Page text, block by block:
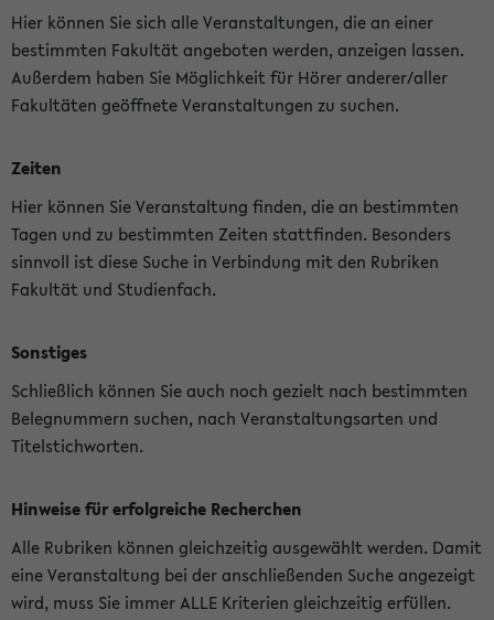
Hier können Sie sich alle Veranstaltungen, die an einer
bestimmten Fakultät angeboten werden, anzeigen lassen.
Außerdem haben Sie Möglichkeit für Hörer anderer/aller
Fakultäten geöffnete Veranstaltungen zu suchen.
Zeiten
Hier können Sie Veranstaltung finden, die an bestimmten
Tagen und zu bestimmten Zeiten stattfinden. Besonders
sinnvoll ist diese Suche in Verbindung mit den Rubriken
Fakultät und Studienfach.
Sonstiges
Schließlich können Sie auch noch gezielt nach bestimmten
Belegnummern suchen, nach Veranstaltungsarten und
Titelstichworten.
Hinweise für erfolgreiche Recherchen
Alle Rubriken können gleichzeitig ausgewählt werden. Damit
eine Veranstaltung bei der anschließenden Suche angezeigt
wird, muss Sie immer ALLE Kriterien gleichzeitig erfüllen.